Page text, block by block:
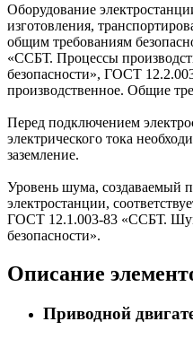
Оборудование
изготовления,
общим требованиям
«ССБТ. Процессы
безопасности», ГОСТ
производственное. Общие
Перед подключением
электрического тока
заземление.
Уровень шума, создаваемый
электростанции,
ГОСТ 12.1.003-83 «ССБТ.
безопасности».
Описание
Приводной